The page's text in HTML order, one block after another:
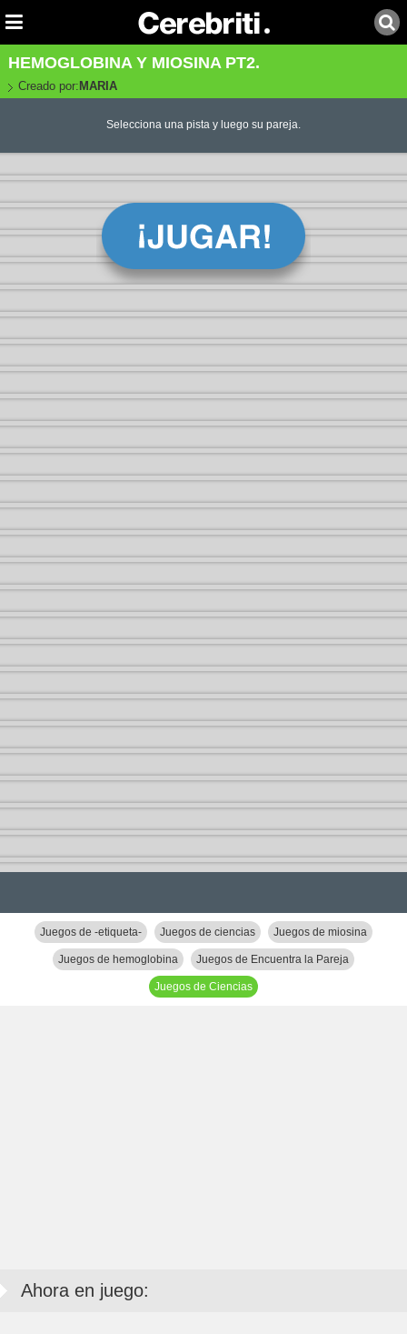
HEMOGLOBINA Y MIOSINA PT2.
Creado por: MARIA
Selecciona una pista y luego su pareja.
Juegos de -etiqueta- Juegos de ciencias Juegos de miosina
Juegos de hemoglobina Juegos de Encuentra la Pareja
Juegos de Ciencias
Ahora en juego: